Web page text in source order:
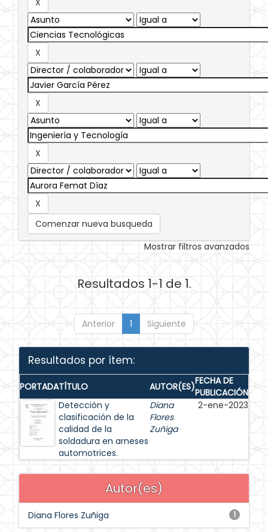
Comenzar nueva busqueda
Mostrar filtros avanzados
Resultados 1-1 de 1.
Anterior 1 Siguiente
Resultados por ítem:
PORTADATÍTULO AUTOR(ES)FECHA DE
PUBLICACIÓN
Detección y
clasificación de la
calidad de la
soldadura en arneses
automotrices.
Diana
Flores
Zuñiga
2-ene-2023
Autor(es)
1
Diana Flores Zuñiga